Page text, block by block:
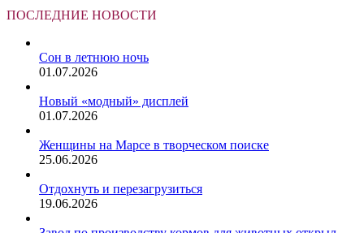
ПОСЛЕДНИЕ НОВОСТИ
Сон в летнюю ночь
01.07.2026
Новый «модный» дисплей
01.07.2026
Женщины на Марсе в творческом поиске
25.06.2026
Отдохнуть и перезагрузиться
19.06.2026